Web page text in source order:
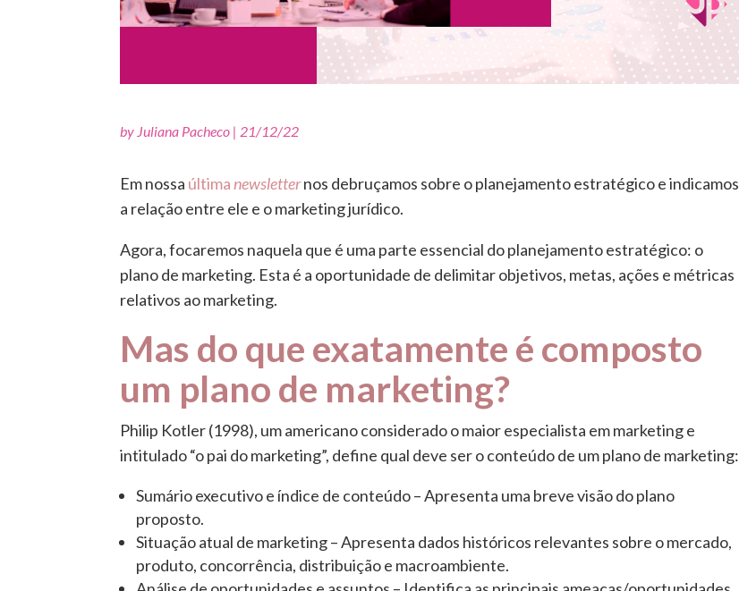
by Juliana Pacheco | 21/12/22
Em nossa última newsletternos debruçamos sobre o planejamento estratégico e indicamos
a relação entre ele e o marketing jurídico.
Agora, focaremos naquela que é uma parte essencial do planejamento estratégico: o
plano de marketing. Esta é a oportunidade de delimitar objetivos, metas, ações e métricas
relativos ao marketing.
Mas do que exatamente é composto
um plano de marketing?
Philip Kotler (1998), um americano considerado o maior especialista em marketing e
intitulado “o pai do marketing”, define qual deve ser o conteúdo de um plano de marketing:
Sumário executivo e índice de conteúdo – Apresenta uma breve visão do plano
proposto.
Situação atual de marketing – Apresenta dados históricos relevantes sobre o mercado,
produto, concorrência, distribuição e macroambiente.